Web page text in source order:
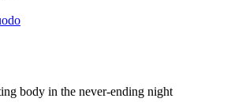
body in the never-ending night